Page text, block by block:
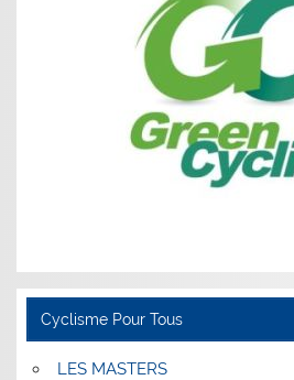
Cyclisme Pour Tous
LES MASTERS